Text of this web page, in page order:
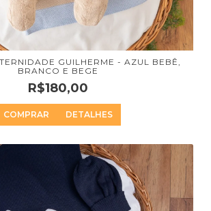
GUILHERME - AZUL BEBÊ,
BRANCO E BEGE
R$180,00
COMPRAR DETALHES